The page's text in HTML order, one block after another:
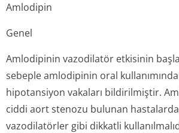
Amlodipin
Genel
Amlodipinin vazodilatör etkisinin
sebeple amlodipinin oral
hipotansiyon vakaları bildirilmiştir.
ciddi aort stenozu bulunan
vazodilatörler gibi dikkatli